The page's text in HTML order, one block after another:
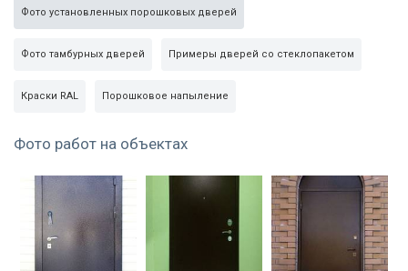
Наполнитель (утеплитель,
звукоизоляция):
нет (опция)
Резиновый уплотнитель 2
Тип внутреннего покрытия:
порошковое напыление, цвет
в ассортименте
Замки и фурнитура
Фото установленных порошковых дверей
Фото тамбурных дверей Примеры дверей со стеклопакетом
Краски RAL Порошковое напыление
Фото работ на объектах